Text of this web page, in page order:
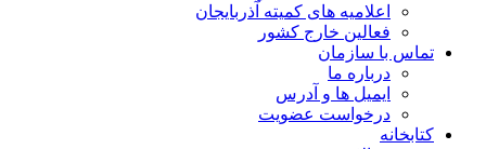
اعلامیه های کمیته آذربایجان
فعالین خارج کشور
تماس با سازمان
درباره ما
ایمیل ها و آدرس
درخواست عضویت
کتابخانه